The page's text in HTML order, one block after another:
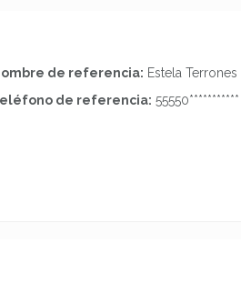
de referencia: Estela Terrones
de referencia: 55550***********